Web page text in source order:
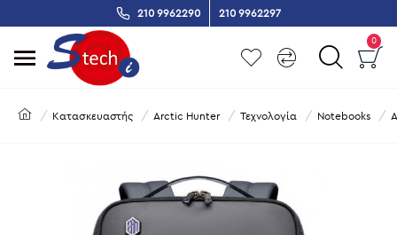
210 9962290 210 9962297
0
Κατασκευαστής Arctic Hunter Τεχνολογία Notebooks